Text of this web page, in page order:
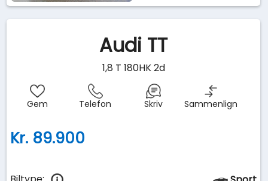
Audi TT
1,8 T 180HK 2d
Gem Telefon Skriv Sammenlign
Kr. 89.900